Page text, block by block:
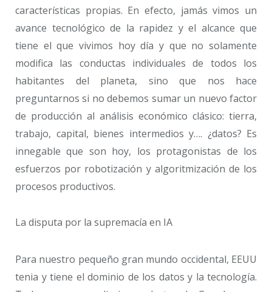
características propias. En efecto, jamás vimos un
avance tecnológico de la rapidez y el alcance que
tiene el que vivimos hoy día y que no solamente
modifica las conductas individuales de todos los
habitantes del planeta, sino que nos hace
preguntarnos si no debemos sumar un nuevo factor
de producción al análisis económico clásico: tierra,
trabajo, capital, bienes intermedios y…. ¿datos? Es
innegable que son hoy, los protagonistas de los
esfuerzos por robotización y algoritmización de los
procesos productivos.
La disputa por la supremacía en IA
Para nuestro pequeño gran mundo occidental, EEUU
tenia y tiene el dominio de los datos y la tecnología.